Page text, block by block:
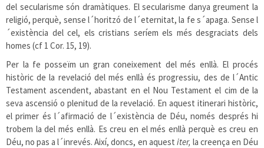
del secularisme són dramàtiques. El secularisme danya greument la
religió, perquè, sense l´horitzó de l´eternitat, la fe s´apaga. Sense l
´existència del cel, els cristians seríem els més desgraciats dels
homes (cf 1 Cor. 15, 19).
Per la fe posseïm un gran coneixement del més enllà. El procés
històric de la revelació del més enllà és progressiu, des de l´Antic
Testament ascendent, abastant en el Nou Testament el cim de la
seva ascensió o plenitud de la revelació. En aquest itinerari històric,
el primer és l´afirmació de l´existència de Déu, només després hi
trobem la del més enllà. Es creu en el més enllà perquè es creu en
Déu, no pas a l´inrevés. Així, doncs, en aquest iter, la creença en Déu